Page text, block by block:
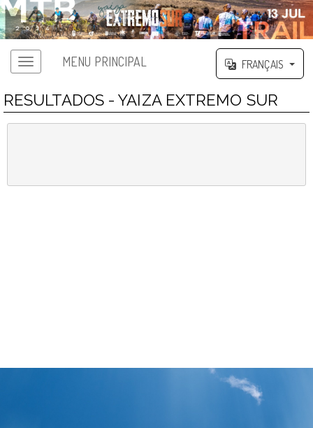
MENU PRINCIPAL FRANÇAIS
RESULTADOS - YAIZA EXTREMO SUR